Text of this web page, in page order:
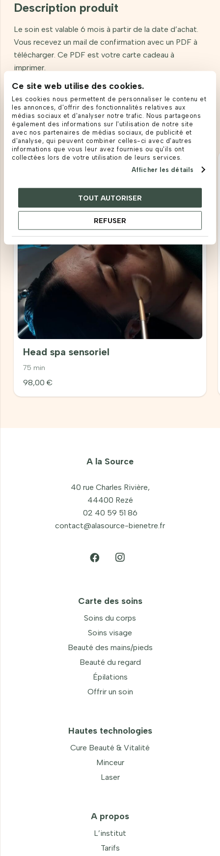
Ce site web utilise des cookies.
Les cookies nous permettent de personnaliser le contenu et
les annonces, d'offrir des fonctionnalités relatives aux
médias sociaux et d'analyser notre trafic. Nous partageons
également des informations sur l'utilisation de notre site
avec nos partenaires de médias sociaux, de publicité et
d'analyse, qui peuvent combiner celles-ci avec d'autres
informations que vous leur avez fournies ou qu'ils ont
collectées lors de votre utilisation de leurs services.
Afficher les détails
TOUT AUTORISER
REFUSER
Description produit
Le soin est valable 6 mois à partir de la date d’achat.
Vous recevez un mail de confirmation avec un PDF à
télécharger. Ce PDF est votre carte cadeau à
imprimer.
Produits apparentés
Head spa sensoriel
75 min
98,00€
A la Source
40 rue Charles Rivière,
44400 Rezé
02 40 59 51 86
contact@alasource-bienetre.fr
Carte des soins
Soins du corps
Soins visage
Beauté des mains/pieds
Beauté du regard
Épilations
Offrir un soin
Hautes technologies
Cure Beauté & Vitalité
Minceur
Laser
A propos
L’institut
Tarifs